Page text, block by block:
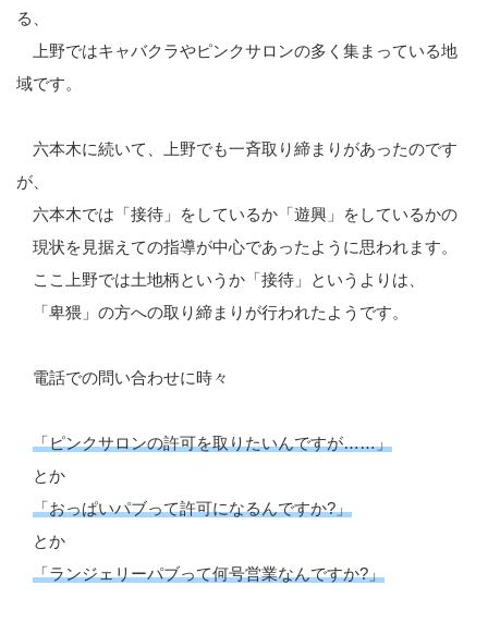
る、
上野ではキャバクラやピンクサロンの多く集まっている地
域です。
六本木に続いて、上野でも一斉取り締まりがあったのです
が、
六本木では「接待」をしているか「遊興」をしているかの
現状を見据えての指導が中心であったように思われます。
ここ上野では土地柄というか「接待」というよりは、
「卑猥」の方への取り締まりが行われたようです。
電話での問い合わせに時々
「ピンクサロンの許可を取りたいんですが……」
とか
「おっぱいパブって許可になるんですか?」
とか
「ランジェリーパブって何号営業なんですか?」